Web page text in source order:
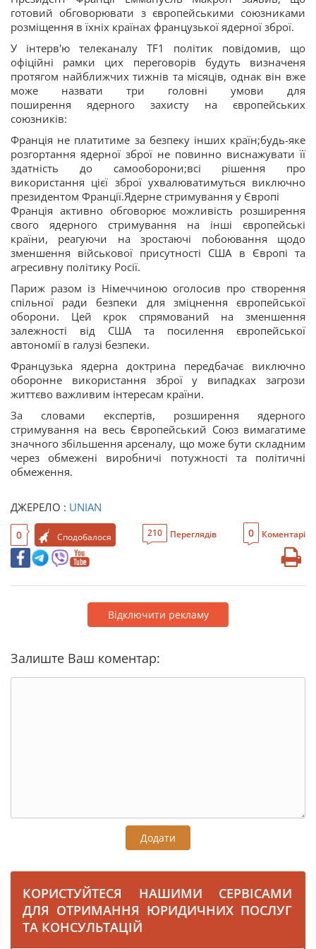
готовий обговорювати з європейськими союзниками
розміщення в їхніх країнах французької ядерної зброї.
У інтерв'ю телеканалу TF1 політик повідомив, що
офіційні рамки цих переговорів будуть визначеня
протягом найближчих тижнів та місяців, однак він вже
може назвати три головні умови для
поширення ядерного захисту на європейських
союзників:
Франція не платитиме за безпеку інших країн;будь-яке
розгортання ядерної зброї не повинно виснажувати її
здатність до самооборони;всі рішення про
використання цієї зброї ухвалюватимуться виключно
президентом Франції.Ядерне стримування у Європі
Франція активно обговорює можливість розширення
свого ядерного стримування на інші європейські
країни, реагуючи на зростаючі побоювання щодо
зменшення військової присутності США в Європі та
агресивну політику Росії.
Париж разом із Німеччиною оголосив про створення
спільної ради безпеки для зміцнення європейської
оборони. Цей крок спрямований на зменшення
залежності від США та посилення європейської
автономії в галузі безпеки.
Французька ядерна доктрина передбачає виключно
оборонне використання зброї у випадках загрози
життєво важливим інтересам країни.
За словами експертів, розширення ядерного
стримування на весь Європейський Союз вимагатиме
значного збільшення арсеналу, що може бути складним
через обмежені виробничі потужності та політичні
обмеження.
ДЖЕРЕЛО : UNIAN
0 Сподобалося 210 Переглядів 0 Коментарі
Відключити рекламу
Залиште Ваш коментар:
Додати
КОРИСТУЙТЕСЯ НАШИМИ СЕРВІСАМИ
ДЛЯ ОТРИМАННЯ ЮРИДИЧНИХ ПОСЛУГ
ТА КОНСУЛЬТАЦІЙ